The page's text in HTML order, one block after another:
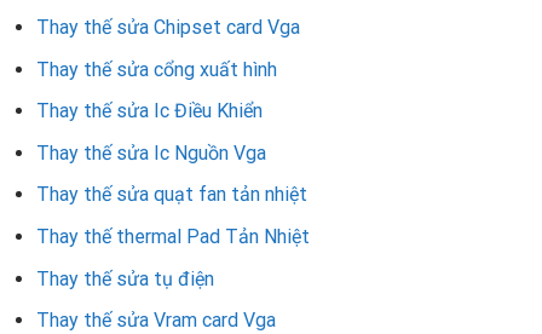
Thay thế sửa Chipset card Vga
Thay thế sửa cổng xuất hình
Thay thế sửa Ic Điều Khiển
Thay thế sửa Ic Nguồn Vga
Thay thế sửa quạt fan tản nhiệt
Thay thế thermal Pad Tản Nhiệt
Thay thế sửa tụ điện
Thay thế sửa Vram card Vga